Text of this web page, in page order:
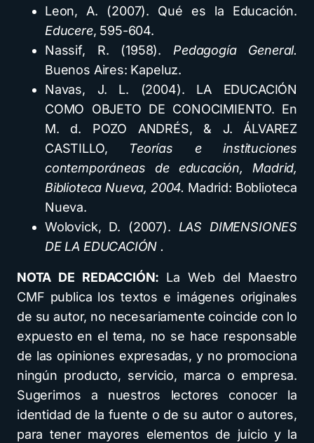
Leon, A. (2007). Qué es la Educación.
Educere, 595-604.
Nassif, R. (1958).Pedagogía General.
Buenos Aires: Kapeluz.
Navas, J. L. (2004). LA EDUCACIÓN
COMO OBJETO DE CONOCIMIENTO. En
M. d. POZO ANDRÉS, & J. ÁLVAREZ
CASTILLO, Teorías e instituciones
contemporáneas de educación, Madrid,
Biblioteca Nueva, 2004. Madrid: Boblioteca
Nueva.
Wolovick, D. (2007). LAS DIMENSIONES
DE LA EDUCACIÓN .
NOTA DE REDACCIÓN: La Web del Maestro
CMF publica los textos e imágenes originales
de su autor, no necesariamente coincide con lo
expuesto en el tema, no se hace responsable
de las opiniones expresadas, y no promociona
ningún producto, servicio, marca o empresa.
Sugerimos a nuestros lectores conocer la
identidad de la fuente o de su autor o autores,
para tener mayores elementos de juicio y la